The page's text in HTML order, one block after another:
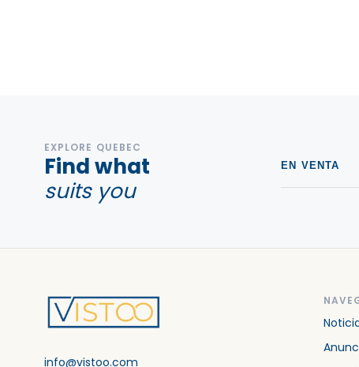
EXPLORE QUEBEC
Find what
suits you
EN VENTA
info@vistoo.com